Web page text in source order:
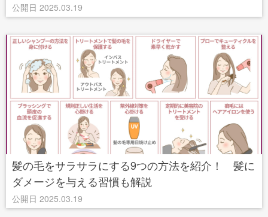
公開日 2025.03.19
髪の毛をサラサラにする9つの方法を紹介！ 髪に
ダメージを与える習慣も解説
公開日 2025.03.19